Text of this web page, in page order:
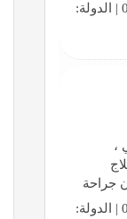
،
جراحة